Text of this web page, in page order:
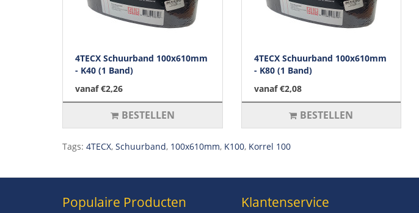
4TECX Schuurband 100x610mm
- K40 (1 Band)
vanaf €2,26
BESTELLEN
4TECX Schuurband 100x610mm
- K80 (1 Band)
vanaf €2,08
BESTELLEN
Tags: 4TECX, Schuurband, 100x610mm, K100, Korrel 100
Populaire Producten Klantenservice